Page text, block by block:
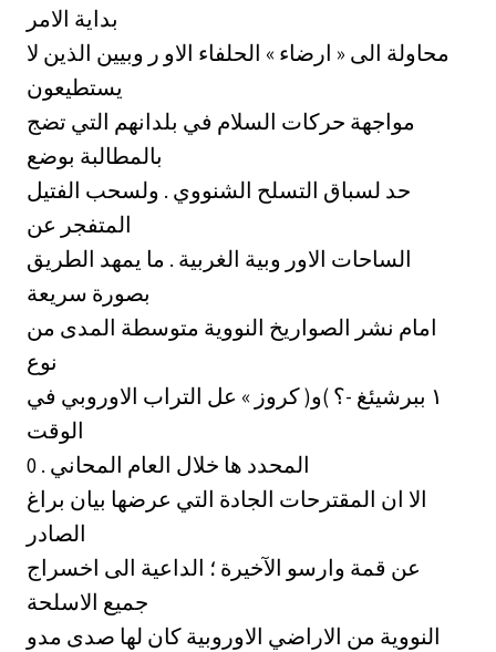
بداية الامر
محاولة الى « ارضاء » الحلفاء الاو ر وبيين الذين لا
يستطيعون
مواجهة حركات السلام في بلدانهم التي تضج
بالمطالبة بوضع
حد لسباق التسلح الشنووي . ولسحب الفتيل
المتفجر عن
الساحات الاور وبية الغربية . ما يمهد الطريق
بصورة سريعة
امام نشر الصواريخ النووية متوسطة المدى من
نوع
الوقت
المحدد ها خلال العام المحاني . 0
الا ان المقترحات الجادة التي عرضها بيان براغ
الصادر
عن قمة وارسو الآخيرة ؛ الداعية الى اخسراج
جميع الاسلحة
النووية من الاراضي الاوروبية كان لها صدى مدو